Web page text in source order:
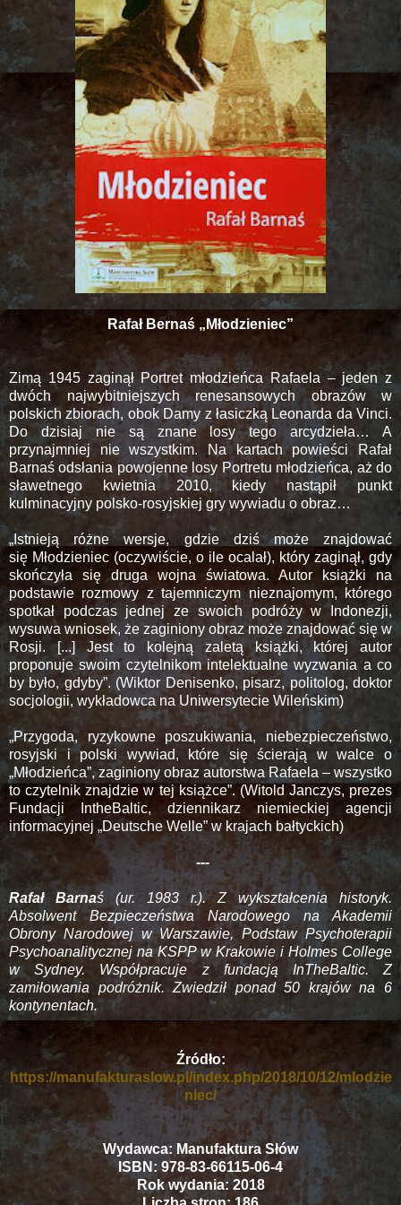
Rafał Bernaś „Młodzieniec”
Zimą 1945 zaginął Portret młodzieńca Rafaela – jeden z
dwóch najwybitniejszych renesansowych obrazów w
polskich zbiorach, obok Damy z łasiczką Leonarda da Vinci.
Do dzisiaj nie są znane losy tego arcydzieła… A
przynajmniej nie wszystkim. Na kartach powieści Rafał
Barnaś odsłania powojenne losy Portretu młodzieńca, aż do
sławetnego kwietnia 2010, kiedy nastąpił punkt
kulminacyjny polsko-rosyjskiej gry wywiadu o obraz…
„Istnieją różne wersje, gdzie dziś może znajdować
się Młodzieniec (oczywiście, o ile ocalał), który zaginął, gdy
skończyła się druga wojna światowa. Autor książki na
podstawie rozmowy z tajemniczym nieznajomym, którego
spotkał podczas jednej ze swoich podróży w Indonezji,
wysuwa wniosek, że zaginiony obraz może znajdować się w
Rosji. [...] Jest to kolejną zaletą książki, której autor
proponuje swoim czytelnikom intelektualne wyzwania a co
by było, gdyby”. (Wiktor Denisenko, pisarz, politolog, doktor
socjologii, wykładowca na Uniwersytecie Wileńskim)
„Przygoda, ryzykowne poszukiwania, niebezpieczeństwo,
rosyjski i polski wywiad, które się ścierają w walce o
„Młodzieńca”, zaginiony obraz autorstwa Rafaela – wszystko
to czytelnik znajdzie w tej książce”. (Witold Janczys, prezes
Fundacji IntheBaltic, dziennikarz niemieckiej agencji
informacyjnej „Deutsche Welle” w krajach bałtyckich)
---
Rafał Barnaś (ur. 1983 r.). Z wykształcenia historyk.
Absolwent Bezpieczeństwa Narodowego na Akademii
Obrony Narodowej w Warszawie, Podstaw Psychoterapii
Psychoanalitycznej na KSPP w Krakowie i Holmes College
w Sydney. Współpracuje z fundacją InTheBaltic. Z
zamiłowania podróżnik. Zwiedził ponad 50 krajów na 6
kontynentach.
Źródło:
https://manufakturaslow.pl/index.php/2018/10/12/mlodzie
niec/
Wydawca: Manufaktura Słów
ISBN: 978-83-66115-06-4
Rok wydania: 2018